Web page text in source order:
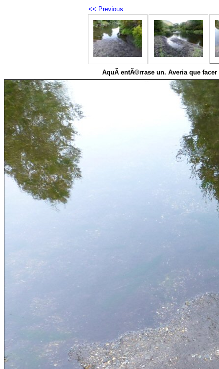
<< Previous
AquÃ­ entÃ©rrase un. Averia que